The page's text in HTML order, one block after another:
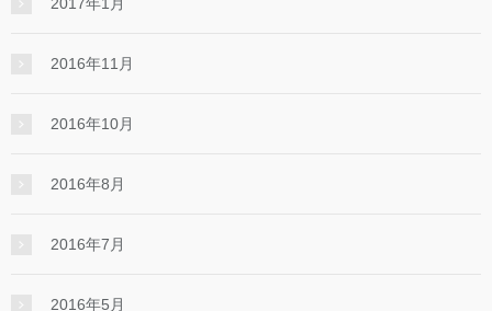
2017年1月
2016年11月
2016年10月
2016年8月
2016年7月
2016年5月